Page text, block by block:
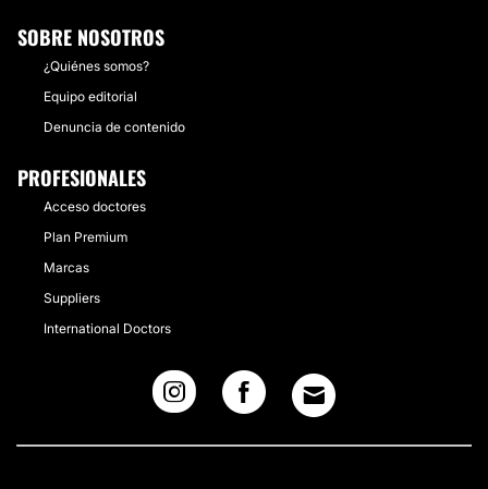
SOBRE NOSOTROS
¿Quiénes somos?
Equipo editorial
Denuncia de contenido
PROFESIONALES
Acceso doctores
Plan Premium
Marcas
Suppliers
International Doctors